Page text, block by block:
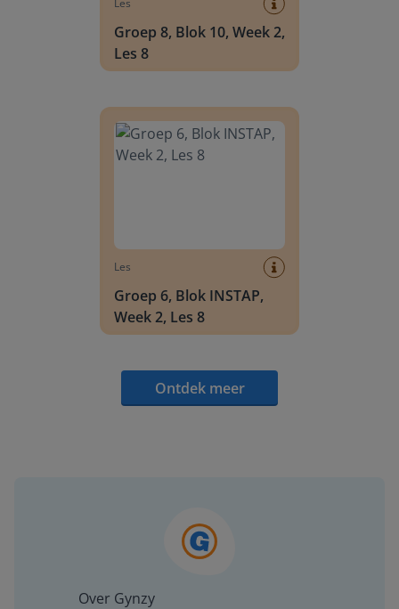
Les
Groep 8, Blok 10, Week 2,
Les 8
Les
Groep 6, Blok INSTAP,
Week 2, Les 8
Ontdek meer
Over Gynzy